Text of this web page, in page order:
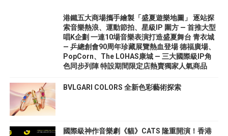
港鐵五大商場攜手繪製「盛夏遊樂地圖」 逐站探
索音樂熱浪、運動節拍、星級IP 圍方 — 首推大型
唱K企劃 一連10場音樂表演打造盛夏舞台 青衣城
— 乒總創會90周年珍藏展覽熱血登場 德福廣場、
PopCorn、The LOHAS康城 — 三大國際級IP角
色同步列陣 特設期間限定店熱賣獨家人氣商品
BVLGARI COLORS 全新色彩藝術探索
國際級神作音樂劇《貓》CATS 隆重開演！香港